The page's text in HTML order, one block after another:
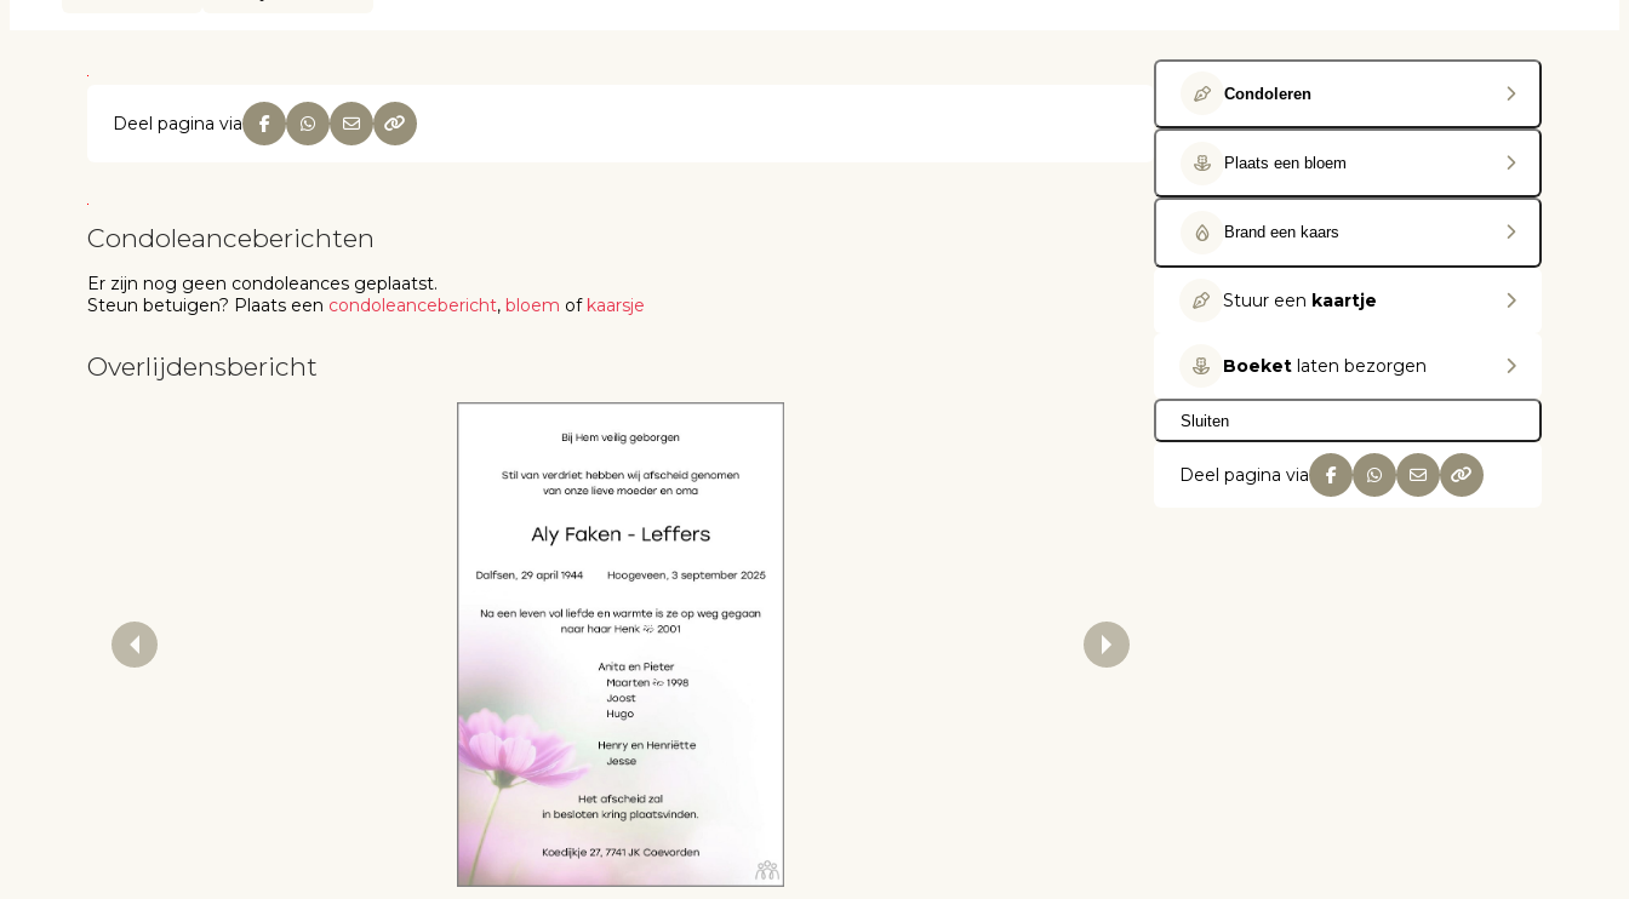
Deel pagina via
Condoleanceberichten
Er zijn nog geen condoleances geplaatst.
Steun betuigen? Plaats een condoleancebericht, bloem of kaarsje
Overlijdensbericht
Condoleren
Plaats een bloem
Brand een kaars
Stuur een kaartje
Boeket laten bezorgen
Sluiten
Deel pagina via